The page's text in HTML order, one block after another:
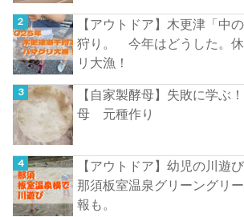
【アウトドア】木更津「中
狩り。 今年はどうした。
リ大漁！
【自家製酵母】失敗に学ぶ
母 元種作り
【アウトドア】幼児の川遊
那須板室温泉グリーングリ
報も。